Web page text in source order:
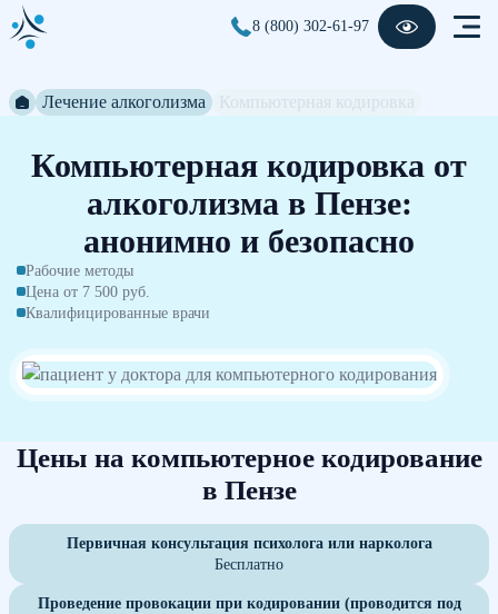
8 (800) 302-61-97
Лечение алкоголизма
Компьютерная кодировка от
алкоголизма в Пензе:
анонимно и безопасно
Рабочие методы
Цена от 7 500 руб.
Квалифицированные врачи
Цены на компьютерное кодирование
в Пензе
Первичная консультация психолога или нарколога
Бесплатно
Проведение провокации при кодировании (проводится под